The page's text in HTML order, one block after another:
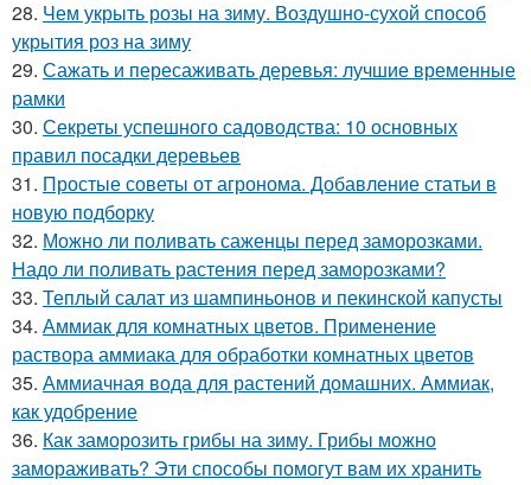
28. Чем укрыть розы на зиму. Воздушно-сухой способ
укрытия роз на зиму
29. Сажать и пересаживать деревья: лучшие временные
рамки
30. Секреты успешного садоводства: 10 основных
правил посадки деревьев
31. Простые советы от агронома. Добавление статьи в
новую подборку
32. Можно ли поливать саженцы перед заморозками.
Надо ли поливать растения перед заморозками?
33. Теплый салат из шампиньонов и пекинской капусты
34. Аммиак для комнатных цветов. Применение
раствора аммиака для обработки комнатных цветов
35. Аммиачная вода для растений домашних. Аммиак,
как удобрение
36. Как заморозить грибы на зиму. Грибы можно
замораживать? Эти способы помогут вам их хранить